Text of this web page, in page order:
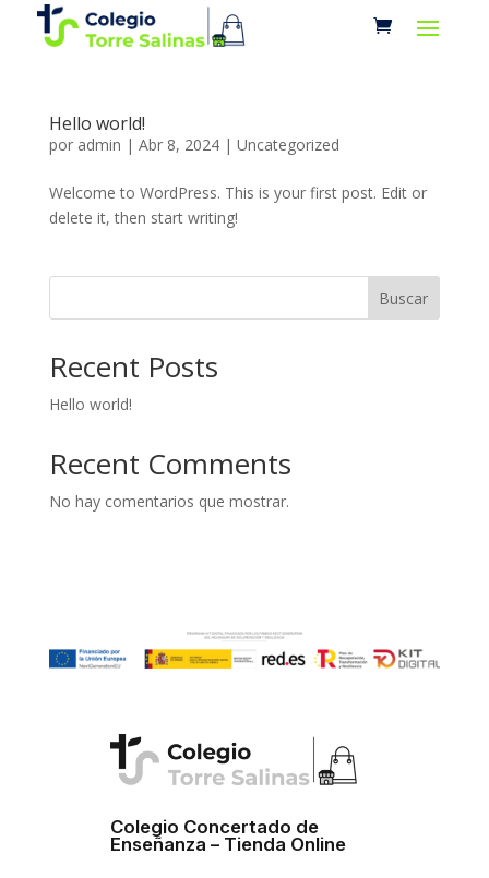
Hello world!
por admin | Abr 8, 2024| Uncategorized
Welcome to WordPress. This is your first post. Edit or
delete it, then start writing!
Buscar
Recent Posts
Hello world!
Recent Comments
No hay comentarios que mostrar.
Colegio Concertado de
Enseñanza – Tienda Online